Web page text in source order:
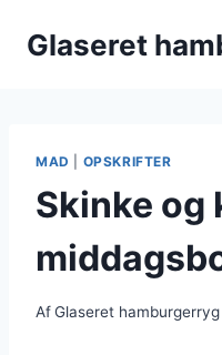
Glaseret
MAD OPSKRIFTER
Skinke og
AfGlaseret hamburgerryg